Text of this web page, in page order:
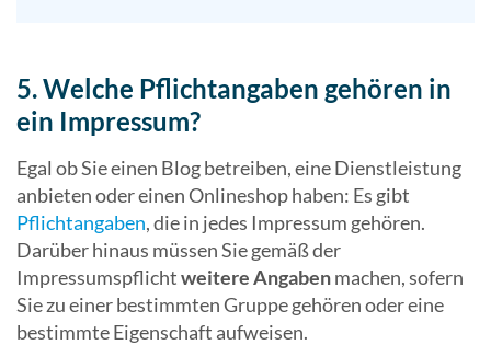
5. Welche Pflichtangaben gehören in
ein Impressum?
Egal ob Sie einen Blog betreiben, eine Dienstleistung
anbieten oder einen Onlineshop haben: Es gibt
Pflichtangaben, die in jedes Impressum gehören.
Darüber hinaus müssen Sie gemäß der
Impressumspflichtweitere Angabenmachen, sofern
Sie zu einer bestimmten Gruppe gehören oder eine
bestimmte Eigenschaft aufweisen.